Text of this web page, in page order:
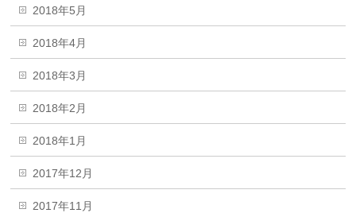
2018年5月
2018年4月
2018年3月
2018年2月
2018年1月
2017年12月
2017年11月